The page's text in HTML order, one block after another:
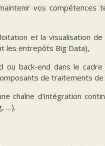
vos compétences
et la visualisation
les entrepôts Big Data),
back-end dans le cadre
de traitements
chaîne d’intégration
…).